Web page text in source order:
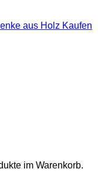
im Warenkorb.
aus Holz Kaufen